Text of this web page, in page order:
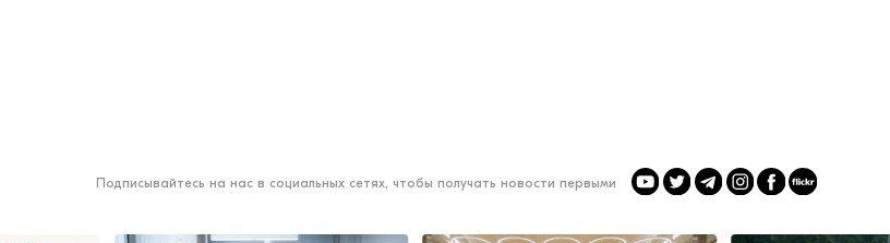
Подписывайтесь на нас в социальных сетях, чтобы получать новости первыми